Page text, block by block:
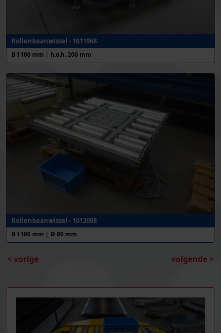
Rollenbaanwissel - 1011968
B 1100 mm | h.o.h. 200 mm
Rollenbaanwissel - 1012098
B 1100 mm | Ø 80 mm
< vorige volgende >